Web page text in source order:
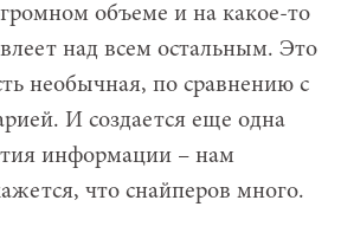
объеме и на какое-то
над всем остальным. Это
необычная, по сравнению с
И создается еще одна
информации – нам
что снайперов много.